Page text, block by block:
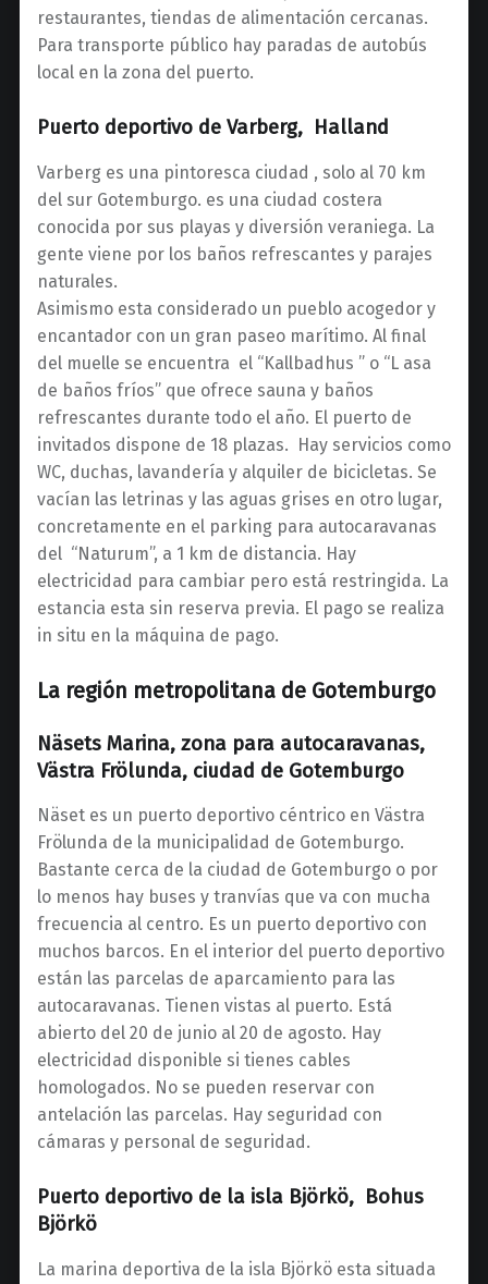
restaurantes, tiendas de alimentación cercanas.
Para transporte público hay paradas de autobús
local en la zona del puerto.
Puerto deportivo de Varberg, Halland
Varberg es una pintoresca ciudad , solo al 70 km
del sur Gotemburgo. es una ciudad costera
conocida por sus playas y diversión veraniega. La
gente viene por los baños refrescantes y parajes
naturales.
Asimismo esta considerado un pueblo acogedor y
encantador con un gran paseo marítimo. Al final
del muelle se encuentra el “Kallbadhus ” o “L asa
de baños fríos” que ofrece sauna y baños
refrescantes durante todo el año. El puerto de
invitados dispone de 18 plazas. Hay servicios como
WC, duchas, lavandería y alquiler de bicicletas. Se
vacían las letrinas y las aguas grises en otro lugar,
concretamente en el parking para autocaravanas
del “Naturum”, a 1 km de distancia. Hay
electricidad para cambiar pero está restringida. La
estancia esta sin reserva previa. El pago se realiza
in situ en la máquina de pago.
La región metropolitana de Gotemburgo
Näsets Marina, zona para autocaravanas,
Västra Frölunda, ciudad de Gotemburgo
Näset es un puerto deportivo céntrico en Västra
Frölunda de la municipalidad de Gotemburgo.
Bastante cerca de la ciudad de Gotemburgo o por
lo menos hay buses y tranvías que va con mucha
frecuencia al centro. Es un puerto deportivo con
muchos barcos. En el interior del puerto deportivo
están las parcelas de aparcamiento para las
autocaravanas. Tienen vistas al puerto. Está
abierto del 20 de junio al 20 de agosto. Hay
electricidad disponible si tienes cables
homologados. No se pueden reservar con
antelación las parcelas. Hay seguridad con
cámaras y personal de seguridad.
Puerto deportivo de la isla Björkö, Bohus
Björkö
La marina deportiva de la isla Björkö esta situada